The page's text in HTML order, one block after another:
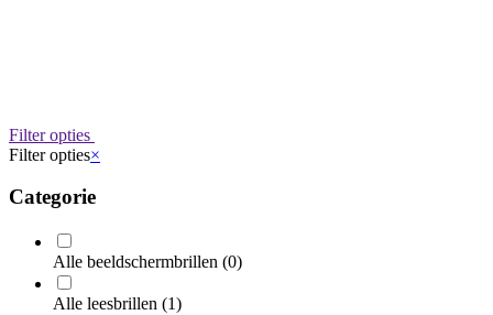
Filter opties
Filter opties×
Categorie
Alle beeldschermbrillen (0)
Alle leesbrillen (1)